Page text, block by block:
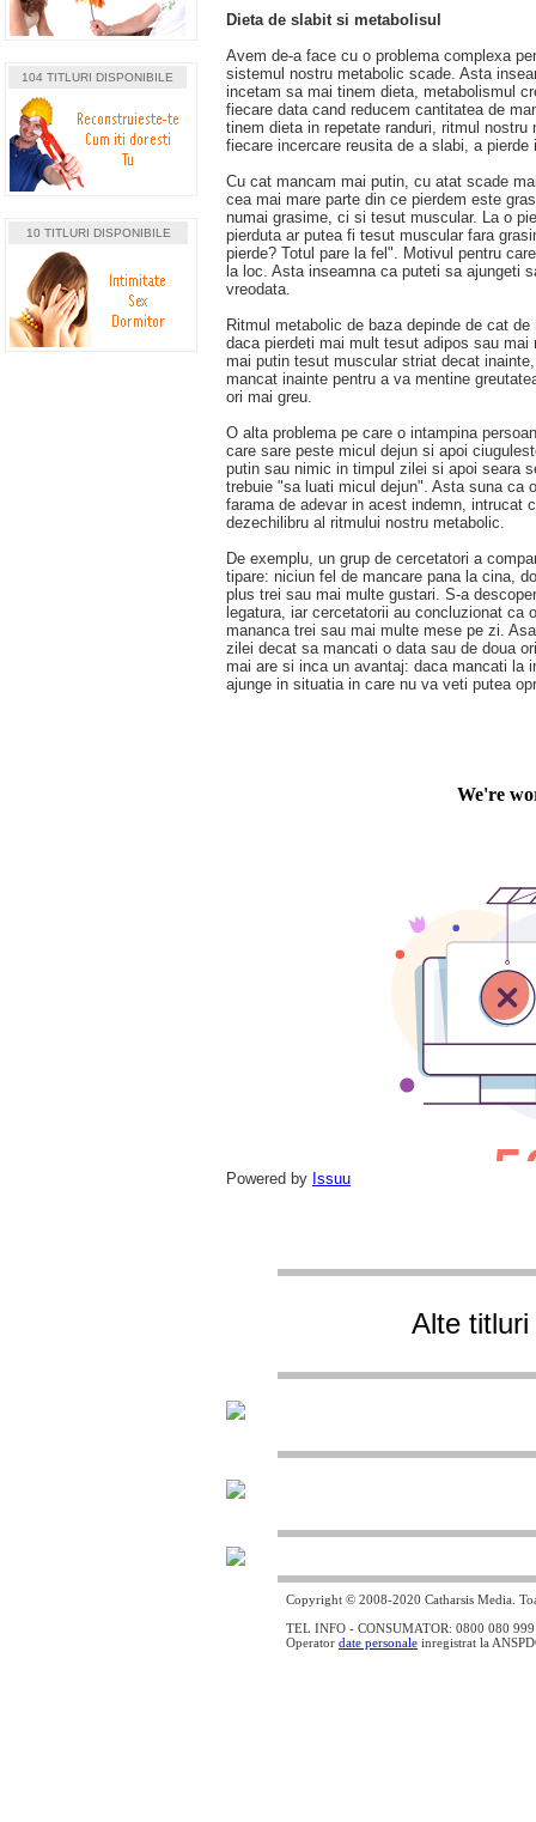
104 TITLURI DISPONIBILE
10 TITLURI DISPONIBILE
Dieta de slabit si metabolisul
Avem de-a face cu o problema complexa
sistemul nostru metabolic scade. Asta
incetam sa mai tinem dieta, metabolismul
fiecare data cand reducem cantitatea de
tinem dieta in repetate randuri, ritmul
fiecare incercare reusita de a slabi, a
Cu cat mancam mai putin, cu atat scade
cea mai mare parte din ce pierdem este
numai grasime, ci si tesut muscular. La o
pierduta ar putea fi tesut muscular fara
pierde? Totul pare la fel". Motivul pentru
la loc. Asta inseamna ca puteti sa ajungeti
vreodata.
Ritmul metabolic de baza depinde de cat
daca pierdeti mai mult tesut adipos sau
mai putin tesut muscular striat decat
mancat inainte pentru a va mentine
ori mai greu.
O alta problema pe care o intampina
care sare peste micul dejun si apoi
putin sau nimic in timpul zilei si apoi seara
trebuie "sa luati micul dejun". Asta suna ca
farama de adevar in acest indemn, intrucat
dezechilibru al ritmului nostru metabolic.
De exemplu, un grup de cercetatori a
tipare: niciun fel de mancare pana la cina,
plus trei sau mai multe gustari. S-a
legatura, iar cercetatorii au concluzionat
mananca trei sau mai multe mese pe zi.
zilei decat sa mancati o data sau de doua
mai are si inca un avantaj: daca mancati la
ajunge in situatia in care nu va veti putea
Powered by Issuu
Alte
Copyright © 2008-2020 Catharsis Media.
TEL INFO - CONSUMATOR: 0800 080
Operator date personale inregistrat la